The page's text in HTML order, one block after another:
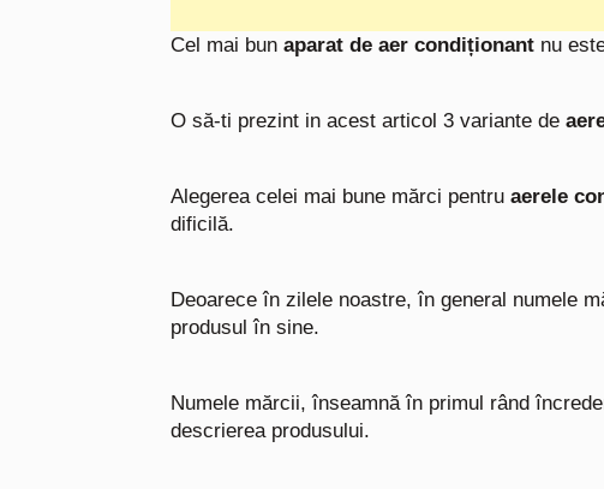
Cel mai bun aparat de aer condiționant nu
O să-ti prezint in acest articol 3 variante de
Alegerea celei mai bune mărci pentru aerele
dificilă.
Deoarece în zilele noastre, în general numele
produsul în sine.
Numele mărcii, înseamnă în primul rând
descrierea produsului.